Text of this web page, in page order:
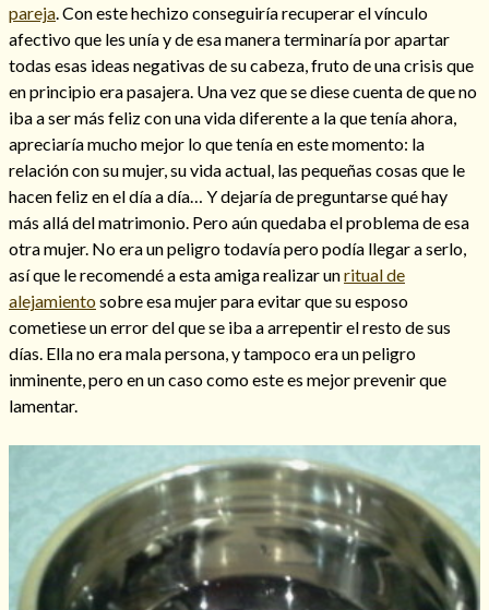
Consulta de tarot online
Hechizo de alejamiento
pareja . Con este hechizo conseguiría recuperar el vínculo
afectivo que les unía y de esa manera terminaría por apartar
todas esas ideas negativas de su cabeza, fruto de una crisis que
en principio era pasajera. Una vez que se diese cuenta de que no
iba a ser más feliz con una vida diferente a la que tenía ahora,
apreciaría mucho mejor lo que tenía en este momento: la
relación con su mujer, su vida actual, las pequeñas cosas que le
hacen feliz en el día a día… Y dejaría de preguntarse qué hay
más allá del matrimonio. Pero aún quedaba el problema de esa
otra mujer. No era un peligro todavía pero podía llegar a serlo,
así que le recomendé a esta amiga realizar unritual de
alejamientosobre esa mujer para evitar que su esposo
cometiese un error del que se iba a arrepentir el resto de sus
días. Ella no era mala persona, y tampoco era un peligro
inminente, pero en un caso como este es mejor prevenir que
lamentar.